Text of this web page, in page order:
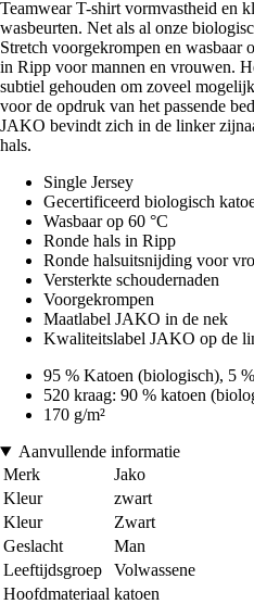
Teamwear T-shirt vormvastheid en
wasbeurten. Net als al onze
Stretch voorgekrompen en wasbaar
in Ripp voor mannen en vrouwen.
subtiel gehouden om zoveel
voor de opdruk van het passende
JAKO bevindt zich in de linker
hals.
Single Jersey
Gecertificeerd biologisch
Wasbaar op 60 °C
Ronde hals in Ripp
Ronde halsuitsnijding voor
Versterkte schoudernaden
Voorgekrompen
Maatlabel JAKO in de nek
Kwaliteitslabel JAKO op de
95 % Katoen (biologisch), 5
520 kraag: 90 % katoen
170 g/m²
Aanvullende informatie
Merk
Jako
Kleur
zwart
Kleur
Zwart
Geslacht
Man
Leeftijdsgroep
Volwassene
Hoofdmateriaal katoen